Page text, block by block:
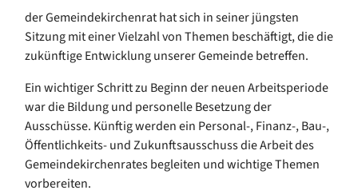
der Gemeindekirchenrat hat sich in seiner jüngsten
Sitzung mit einer Vielzahl von Themen beschäftigt, die die
zukünftige Entwicklung unserer Gemeinde betreffen.
Ein wichtiger Schritt zu Beginn der neuen Arbeitsperiode
war die Bildung und personelle Besetzung der
Ausschüsse. Künftig werden ein Personal-, Finanz-, Bau-,
Öffentlichkeits- und Zukunftsausschuss die Arbeit des
Gemeindekirchenrates begleiten und wichtige Themen
vorbereiten.